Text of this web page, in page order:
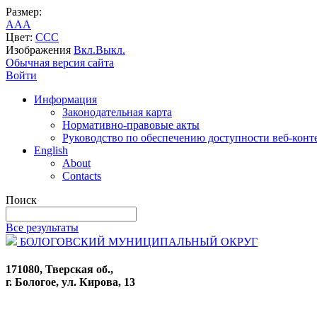
Размер:
AAA
Цвет: CCC
Изображения Вкл.Выкл.
Обычная версия сайта
Войти
Информация
Законодательная карта
Нормативно-правовые акты
Руководство по обеспечению доступности веб-
English
About
Contacts
Поиск
Все результаты
БОЛОГОВСКИЙ МУНИЦИПАЛЬНЫЙ ОКРУГ
171080, Тверская об.,
г. Бологое, ул. Кирова, 13